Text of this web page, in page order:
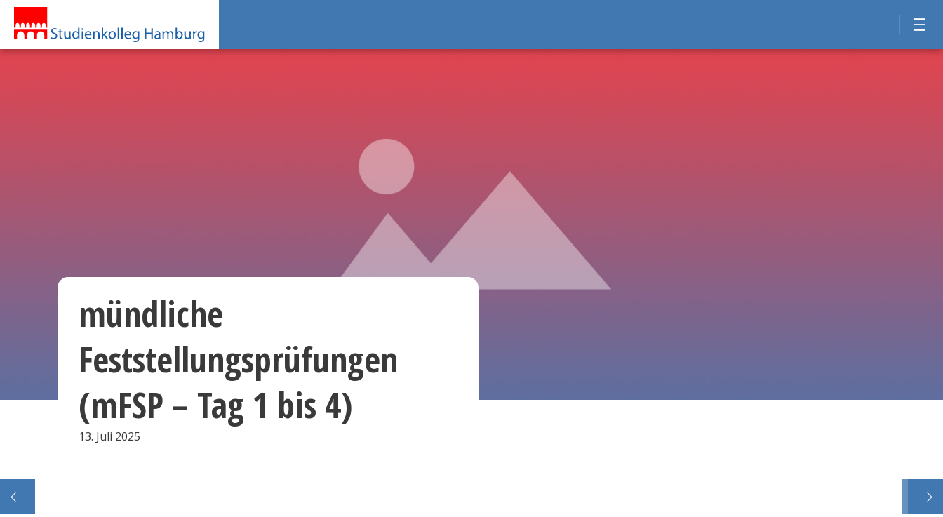
1
mündliche
Feststellungsprüfungen
(mFSP – Tag 1 bis 4)
13. Juli 2025